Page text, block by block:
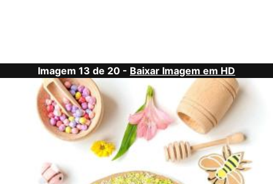
Imagem 13 de 20 - Baixar Imagem em HD